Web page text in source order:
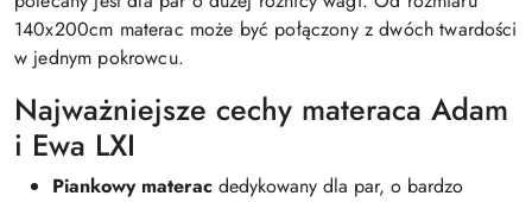
140x200cm materac może być połączony z dwóch twardości
w jednym pokrowcu.
Najważniejsze cechy materaca Adam
i Ewa LXI
Piankowy materac dedykowany dla par, o bardzo